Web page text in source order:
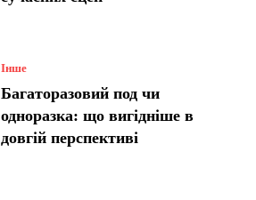
Інше
Багаторазовий под чи
одноразка: що вигідніше в
довгій перспективі